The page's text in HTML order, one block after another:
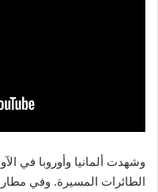
وشهدت ألمانيا وأوروبا في
الطائرات المسيرة. وفي